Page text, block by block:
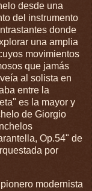
desde una
del instrumento
donde
una amplia
movimientos
que jamás
al solista en
entre la
es la mayor y
de Giorgio
Op.54" de
por
modernista